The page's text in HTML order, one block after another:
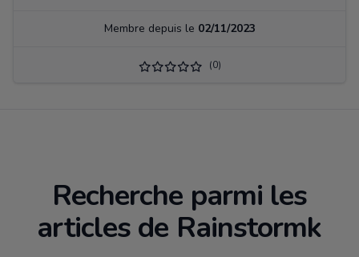
Membre depuis le 02/11/2023
(0)
Recherche parmi les
articles de Rainstormk